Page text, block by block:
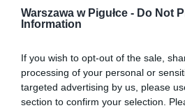
Warszawa w Pigułce - Do Not
Information
If you wish to opt-out of the sale,
processing of your personal or
targeted advertising by us, please
section to confirm your selection.